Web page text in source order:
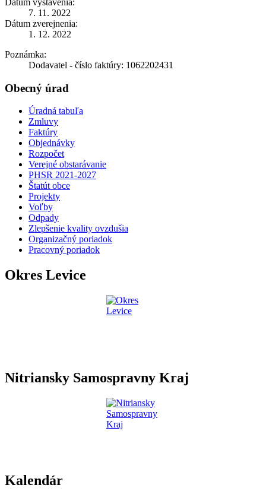
7. 11. 2022
Dátum zverejnenia:
1. 12. 2022
Poznámka:
Dodavatel - číslo faktúry: 1062202431
Obecný úrad
Úradná tabuľa
Zmluvy
Faktúry
Objednávky
Rozpočet
Verejné obstarávanie
PHSR 2021-2027
Štatút obce
Projekty
Voľby
Odpady
Zlepšenie kvality ovzdušia
Organizačný poriadok
Pracovný poriadok
Okres Levice
Nitriansky Samospravny Kraj
Kalendár